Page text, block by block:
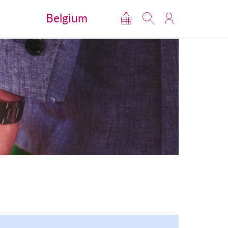
Belgium